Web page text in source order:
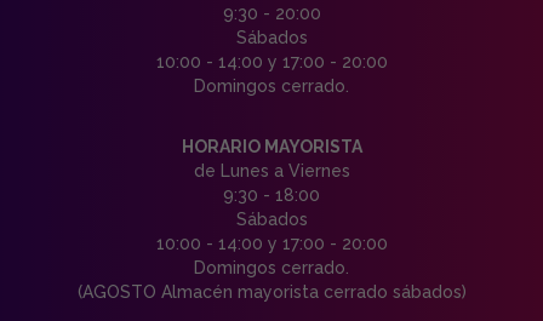
9:30 - 20:00
Sábados
10:00 - 14:00 y 17:00 - 20:00
Domingos cerrado.
HORARIO MAYORISTA
de Lunes a Viernes
9:30 - 18:00
Sábados
10:00 - 14:00 y 17:00 - 20:00
Domingos cerrado.
(AGOSTO Almacén mayorista cerrado sábados)